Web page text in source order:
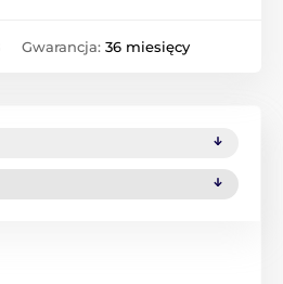
Gwarancja: 36 miesięcy